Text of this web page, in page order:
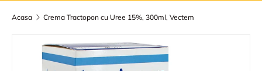
Acasa Crema Tractopon cu Uree 15%, 300ml, Vectem